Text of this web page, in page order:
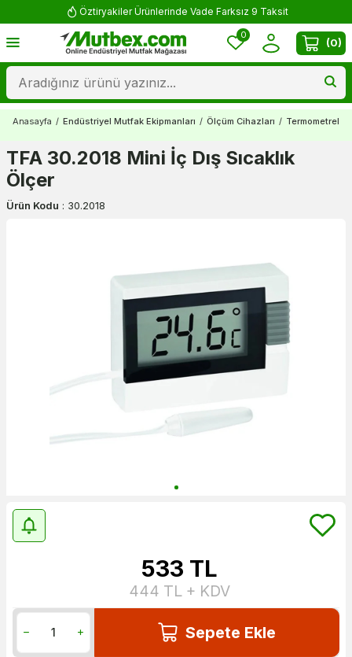
Öztiryakiler Ürünlerinde Vade Farksız 9 Taksit
0
(0)
Anasayfa / Endüstriyel Mutfak Ekipmanları / Ölçüm Cihazları / Termometreler
TFA 30.2018 Mini İç Dış Sıcaklık
Ölçer
Ürün Kodu : 30.2018
533 TL
444 TL + KDV
Sepete Ekle